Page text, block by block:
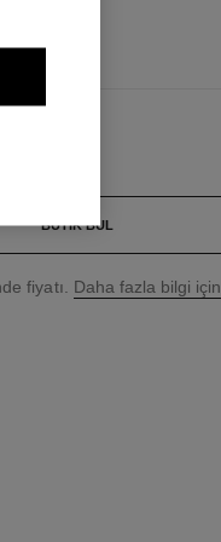
BUTIK BUL
fiyatı. Daha fazla bilgi için